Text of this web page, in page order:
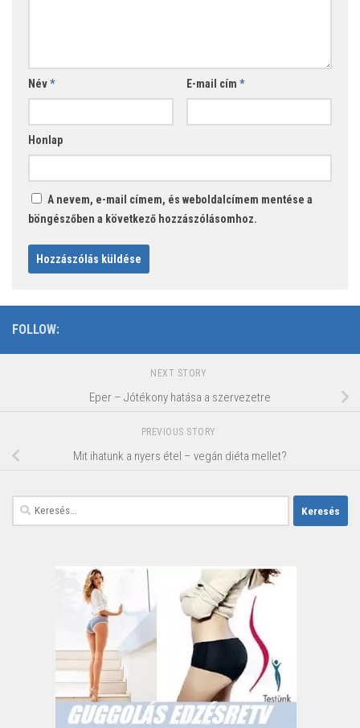
Név* E-mail cím *
Honlap
A nevem, e-mail címem, és weboldalcímem mentése a
böngészőben a következő hozzászólásomhoz.
FOLLOW:
NEXT STORY
Eper – Jótékony hatása a szervezetre
PREVIOUS STORY
Mit ihatunk a nyers étel – vegán diéta mellet?
Keresés: